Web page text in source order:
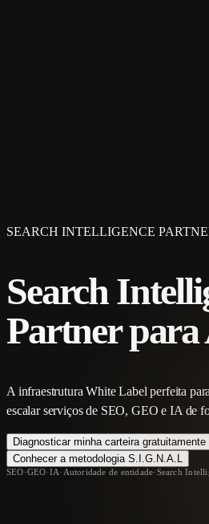
SEARCH INTELLIGENCE
Search
Partner para
A infraestrutura White Label perfeita
escalar serviços de SEO, GEO e IA de
Diagnosticar minha carteira
Conhecer a metodologia S.I.G.N.A.L
SEO·GEO·IA· Autoridade de entidade·Search